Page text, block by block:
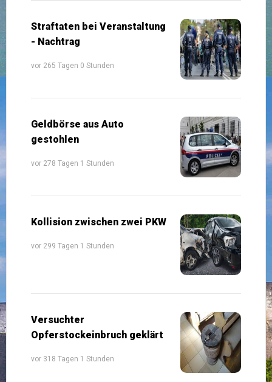
Straftaten bei Veranstaltung
- Nachtrag
vor 265 Tagen 0 Stunden
Geldbörse aus Auto
gestohlen
vor 278 Tagen 1 Stunden
Kollision zwischen zwei PKW
vor 299 Tagen 1 Stunden
Versuchter
Opferstockeinbruch geklärt
vor 318 Tagen 1 Stunden